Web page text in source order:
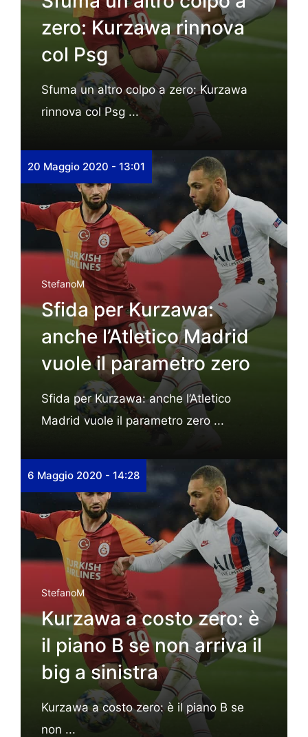
zero: Kurzawa rinnova
col Psg
Sfuma un altro colpo a zero: Kurzawa
rinnova col Psg ...
20 Maggio 2020 - 13:01
StefanoM
Sfida per Kurzawa:
anche l’Atletico Madrid
vuole il parametro zero
Sfida per Kurzawa: anche l’Atletico
Madrid vuole il parametro zero ...
6 Maggio 2020 - 14:28
StefanoM
Kurzawa a costo zero: è
il piano B se non arriva il
big a sinistra
Kurzawa a costo zero: è il piano B se
non ...